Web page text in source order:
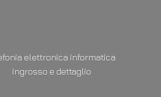
elettronica informatica
ingrosso e dettaglio